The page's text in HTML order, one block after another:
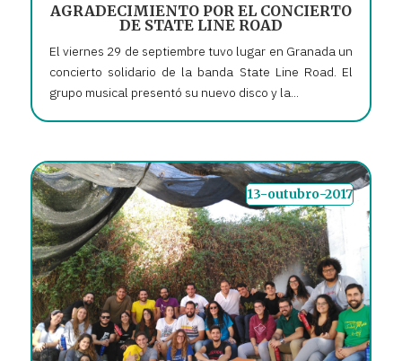
AGRADECIMIENTO POR EL CONCIERTO
DE STATE LINE ROAD
El viernes 29 de septiembre tuvo lugar en Granada un
concierto solidario de la banda State Line Road. El
grupo musical presentó su nuevo disco y la...
13-outubro-2017